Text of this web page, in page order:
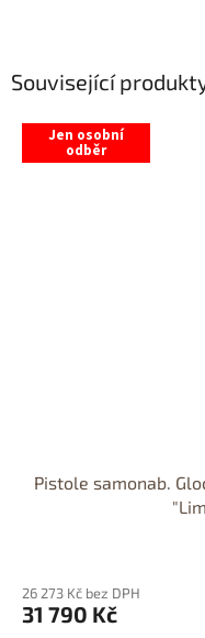
Související
Jen osobní
odběr
Pistole samonab.
26 273 Kč bez DPH
31 790 Kč